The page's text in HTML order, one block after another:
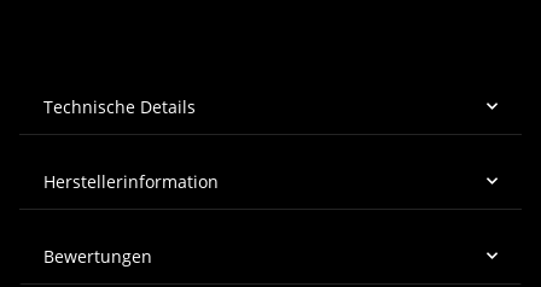
Technische Details
Herstellerinformation
Bewertungen